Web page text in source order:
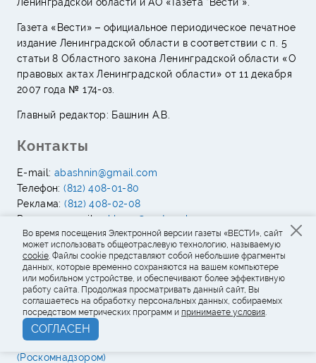
Ленинградской области и АО «Газета "Вести"».
Газета «Вести» – официальное периодическое печатное
издание Ленинградской области в соответствии с п. 5
статьи 8 Областного закона Ленинградской области «О
правовых актах Ленинградской области» от 11 декабря
2007 года № 174-оз.
Главный редактор: Башнин А.В.
Контакты
E-mail: abashnin@gmail.com
Телефон:(812) 408-01-80
Реклама:(812) 408-02-08
Реклама e-mail:
reklama@vesty.spb.ru
188653, Ленинградская область, Всеволожский
муниципальный район, д.Сарженка, ул.Деревенская,
участок 8Б, строение 8Б
Свидетельство о регистрации средства массовой
информации ПИ № ТУ 78-02229 выдано 19 октября 2021
г. Федеральной службой по надзору в сфере связи,
информационных технологий и массовых коммуникаций
(Роскомнадзором)
Во время посещения Электронной версии газеты «ВЕСТИ», сайт
может использовать общеотраслевую технологию, называемую
cookie. Файлы cookie представляют собой небольшие фрагменты
данных, которые временно сохраняются на вашем компьютере
или мобильном устройстве, и обеспечивают более эффективную
работу сайта. Продолжая просматривать данный сайт, Вы
соглашаетесь на обработку персональных данных, собираемых
посредством метрических программ и принимаете условия.
СОГЛАСЕН